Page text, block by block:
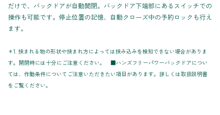
だけで、バックドアが自動開閉。バックドア下端部にあるスイッチでの
操作も可能です。停止位置の記憶、自動クローズ中の予約ロックも行え
ます。
＊1. 挟まれる物の形状や挟まれ方によっては挟み込みを検知できない場合がありま
す。開閉時には十分にご注意ください。 ■ハンズフリーパワーバックドアについ
ては、作動条件についてご注意いただきたい項目があります。詳しくは取扱説明書
をご覧ください。